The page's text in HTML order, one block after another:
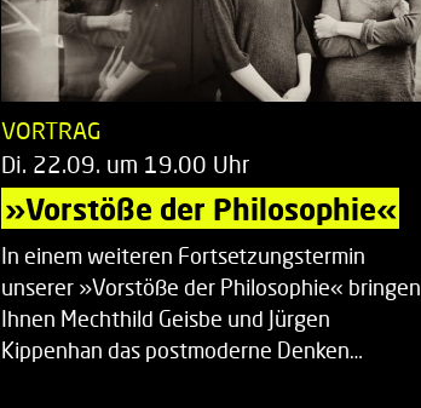
VORTRAG
Di. 22.09. um 19.00 Uhr
»Vorstöße der Philosophie«
In einem weiteren Fortsetzungstermin
unserer »Vorstöße der Philosophie« bringen
Ihnen Mechthild Geisbe und Jürgen
Kippenhan das postmoderne Denken…